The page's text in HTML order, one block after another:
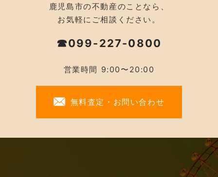
鹿児島市の不動産のことなら、
お気軽にご相談ください。
☎099-227-0800
営業時間 9:00〜20:00
無料査定・お問い合わせ